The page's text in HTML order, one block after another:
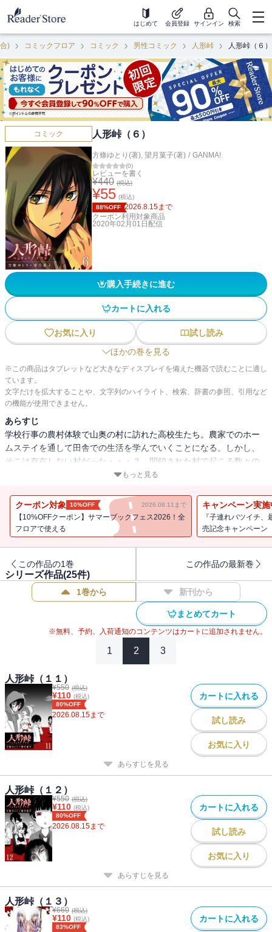
はじめて 会員登録 サインイン 検索
) コミックフロア コミック 男性コミック 人形峠 人形峠（６）
コミック 人形峠（６）
方條ゆとり(著), 望月菓子(著) / GANMA!
(0)
レビューを書く
¥440 (税込)
¥55 (税込)
88%OFF 2026.8.15まで
クーポン利用対象商品
2020年02月01日 配信
購入手続きに進む
カートに入れる
お気に入り
試し読み
ほかの巻を見る
※この商品はタブレットなど大きなディスプレイを備えた機器で読むことに適し
ています。
文字だけを拡大することや、文字列のハイライト、検索、辞書の参照、引用など
の機能が使用できません。
あらすじ
学校行事の農村体験で山奥の村に訪れた高校生たち。農家でのホー
ムステイを通して田舎での生活を学んでいくことになる。しかし、
そこは存在しない村だった・・・？ 閉鎖された村で起こる数々の
不可解な出来事に戦慄が走る！ 高校生たちの運命は？（著者名：
もっと見る
クーポン対象 10%OFF 2026.08.11まで
【10%OFFクーポン】サマーブックフェス2026！全
フロアで使える
キャンペーン実施
『子連れバツイチ
売記念キャンペーン
この作品の1巻 この作品の最新巻
シリーズ作品(25件)
1巻から 新刊から
まとめてカート
※無料、予約、入荷通知のコンテンツはカートに追加されません。
1 2 3
人形峠（１１）
¥550 (税込)
¥110 (税込)
80%OFF
2026.08.15まで
カートに入れる
試し読み
お気に入り
あらすじを見る
人形峠（１２）
¥550 (税込)
¥110 (税込)
80%OFF
2026.08.15まで
カートに入れる
試し読み
お気に入り
あらすじを見る
人形峠（１３）
¥660 (税込)
¥110 (税込)
83%OFF
カートに入れる